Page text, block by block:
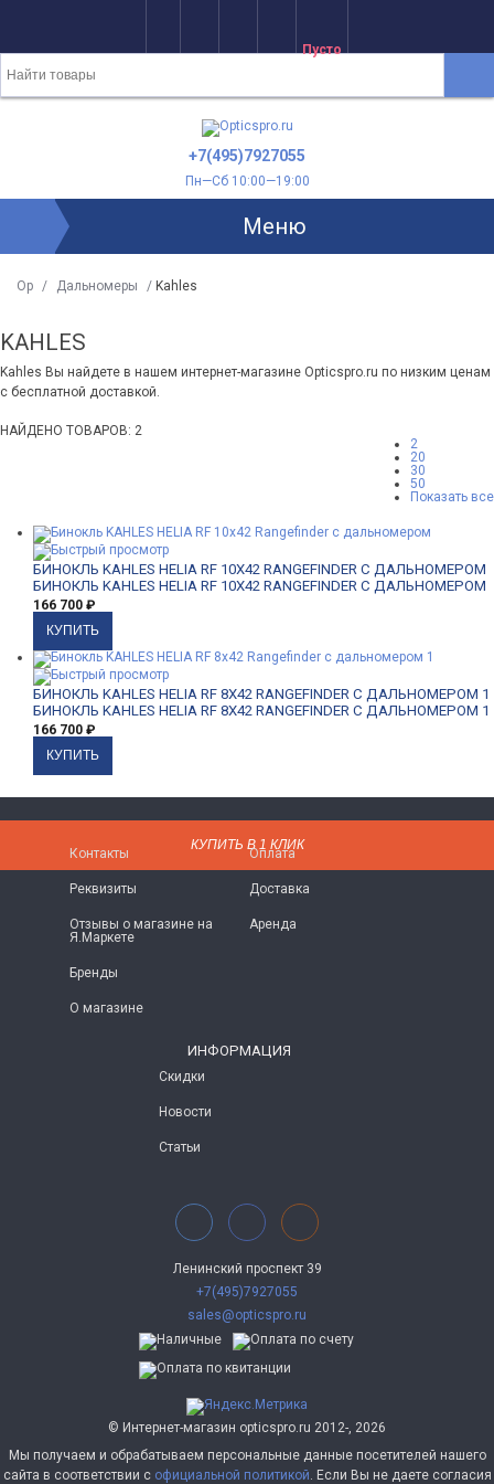
Пусто
+7(495)7927055
Пн—Сб 10:00—19:00
Меню
Op / Дальномеры / Kahles
KAHLES
Kahles Вы найдете в нашем интернет-магазине Opticspro.ru по низким ценам
с бесплатной доставкой.
НАЙДЕНО ТОВАРОВ: 2
2
20
30
50
Показать все
КУПИТЬ В 1 КЛИК
БИНОКЛЬ KAHLES HELIA RF 10X42 RANGEFINDER С ДАЛЬНОМЕРОМ
БИНОКЛЬ KAHLES HELIA RF 10X42 RANGEFINDER С ДАЛЬНОМЕРОМ
166 700 ₽
КУПИТЬ В 1 КЛИК
БИНОКЛЬ KAHLES HELIA RF 8X42 RANGEFINDER С ДАЛЬНОМЕРОМ 1
БИНОКЛЬ KAHLES HELIA RF 8X42 RANGEFINDER С ДАЛЬНОМЕРОМ 1
166 700 ₽
Контакты
Реквизиты
Отзывы о магазине на
Я.Маркете
Бренды
О магазине
Оплата
Доставка
Аренда
ИНФОРМАЦИЯ
Скидки
Новости
Статьи
Ленинский проспект 39
+7(495)7927055
sales@opticspro.ru
© Интернет-магазин opticspro.ru 2012-, 2026
Мы получаем и обрабатываем персональные данные посетителей нашего
сайта в соответствии с официальной политикой. Если Вы не даете согласия